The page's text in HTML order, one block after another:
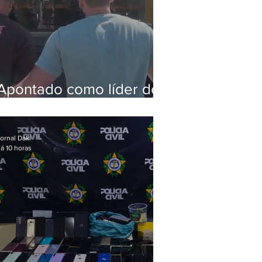
como líder de
aposentados é
Daki
10 horas